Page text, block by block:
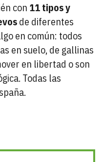
con 11 tipos y
de diferentes
en común: todos
en suelo, de gallinas
en libertad o son
Todas las